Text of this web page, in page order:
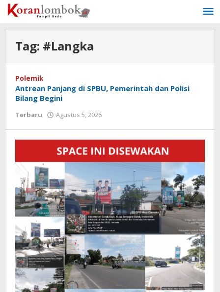
Lewati
ke
konten
Tag: #Langka
Polemik
Antrean Panjang di SPBU, Pemerintah dan Polisi
Bilang Begini
Terbaru Agustus 5, 2026